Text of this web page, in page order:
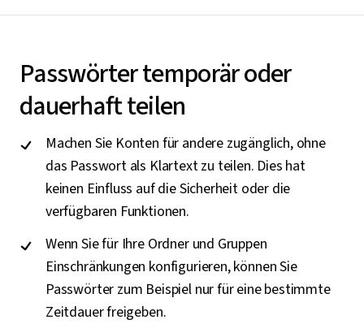
Passwörter temporär oder
dauerhaft teilen
Machen Sie Konten für andere zugänglich, ohne
das Passwort als Klartext zu teilen. Dies hat
keinen Einfluss auf die Sicherheit oder die
verfügbaren Funktionen.
Wenn Sie für Ihre Ordner und Gruppen
Einschränkungen konfigurieren, können Sie
Passwörter zum Beispiel nur für eine bestimmte
Zeitdauer freigeben.